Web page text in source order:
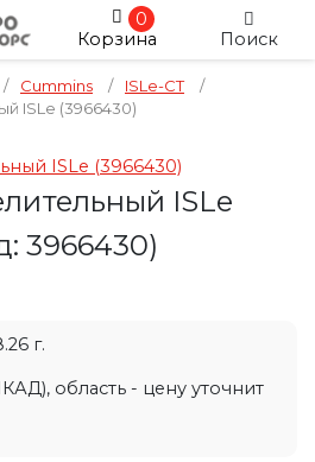
0
Корзина
Поиск
/ Cummins / ISLe-CT
/
ISLe (3966430)
ISLe
3966430)
г.
область - цену уточнит